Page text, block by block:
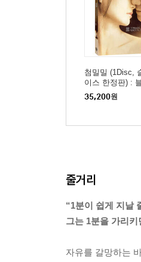
첨밀밀 (1Disc,
이스 한정판) :
이
35,200원
줄거리
“1분이 쉽게 지날
그는 1분을 가리
자유를 갈망하는